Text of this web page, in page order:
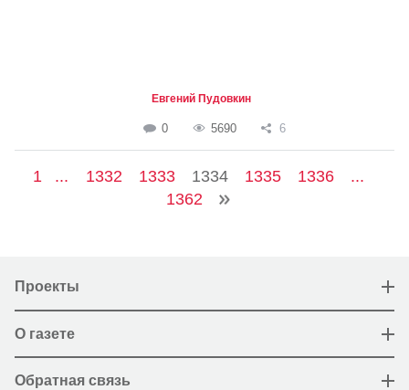
Евгений Пудовкин
0 5690 6
1 ... 1332 1333 1334 1335 1336
...
1362
Проекты
О газете
Обратная связь